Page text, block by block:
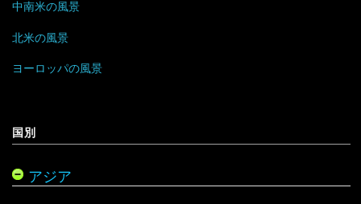
中南米の風景
北米の風景
ヨーロッパの風景
国別
アジア
北マケドニア
クロアチア